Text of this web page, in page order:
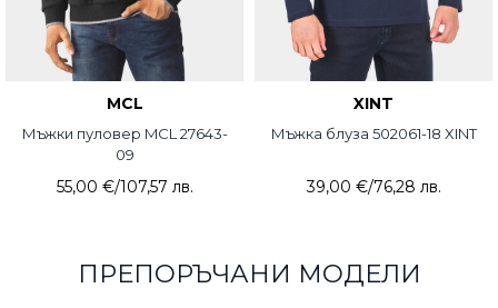
MCL
Мъжки пуловер MCL 27643-
09
55,00 €/107,57 лв.
XINT
Мъжка блуза 502061-18 XINT
39,00 €/76,28 лв.
ПРЕПОРЪЧАНИ МОДЕЛИ